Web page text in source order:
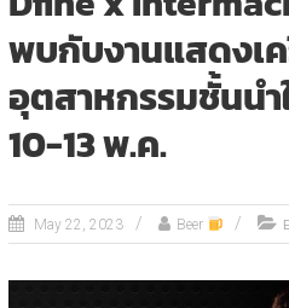
พบกับงานแสดงเ
อุตสาหกรรมชั้นนำ
10-13 พ.ค.
May 22, 2023 Beer